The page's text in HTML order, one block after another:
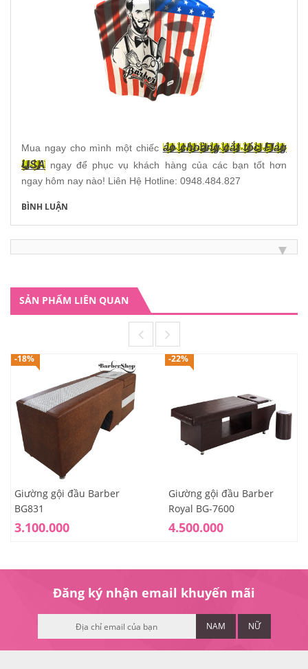
Mua ngay cho mình một chiếc áo choàng cắt tóc Flag
USA ngay để phục vụ khách hàng của các bạn tốt hơn
ngay hôm nay nào! Liên Hệ Hotline: 0948.484.827
BÌNH LUẬN
SẢN PHẨM LIÊN QUAN
-18%
Giường gội đầu Barber
BG831
3.100.000
-22%
Giường gội đầu Barber
Royal BG-7600
4.500.000
Đăng ký nhận email khuyến mãi
NAM NỮ